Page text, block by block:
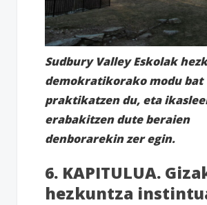
Sudbury Valley Eskolak
demokratikorako modu bat
praktikatzen du, eta
erabakitzen dute beraien
denborarekin zer egin.
6. KAPITULUA.
hezkuntza